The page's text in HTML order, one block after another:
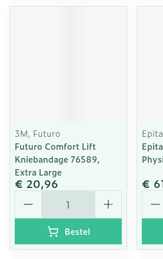
3M, Futuro
Futuro Comfort Lift
Kniebandage 76589,
Extra Large
€ 20,96
Aantal
Bestel
€